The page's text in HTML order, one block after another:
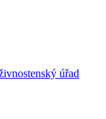
úřad